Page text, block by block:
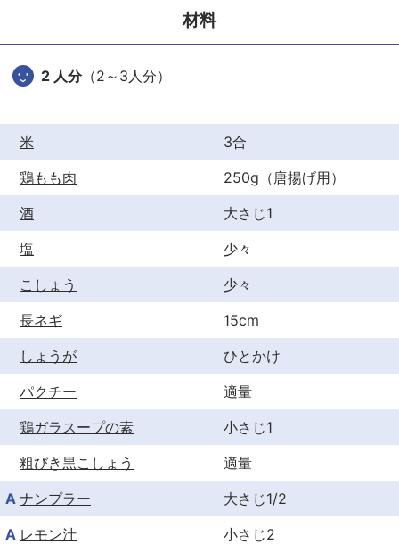
o
o
材料
2 人分（2～3人分）
米
3合
鶏もも肉
250g（唐揚げ用）
酒
大さじ1
塩
少々
こしょう
少々
長ネギ
15cm
しょうが
ひとかけ
パクチー
適量
鶏ガラスープの素
小さじ1
粗びき黒こしょう
適量
A ナンプラー
大さじ1/2
A レモン汁
小さじ2